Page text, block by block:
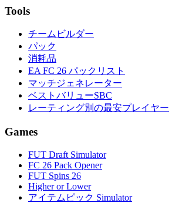
Tools
チームビルダー
パック
消耗品
EA FC 26 パックリスト
マッチジェネレーター
ベストバリューSBC
レーティング別の最安プレイヤー
Games
FUT Draft Simulator
FC 26 Pack Opener
FUT Spins 26
Higher or Lower
アイテムピック Simulator